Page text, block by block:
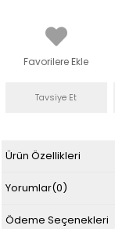
Favorilere Ekle
Tavsiye Et
Ürün Özellikleri
Yorumlar(0)
Ödeme Seçenekleri